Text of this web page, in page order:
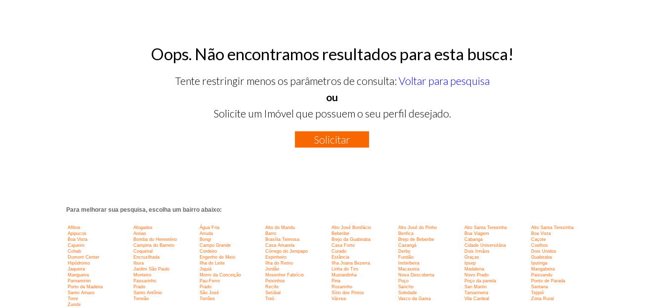
Oops. Não encontramos resultados para esta busca!
Tente restringir menos os parâmetros de consulta: Voltar para pesquisa
ou
Solicite um Imóvel que possuem o seu perfil desejado.
Solicitar
Para melhorar sua pesquisa, escolha um bairro abaixo:
Aflitos Afogados Água Fria Alto do Mandu Alto José Bonifácio Alto José do Pinho Alto Santa Teresinha
Alto Santa Terezinha
Apipucos
Areias Arruda Barro Beberibe Benfica Boa Viagem
Boa Vista
Boa Vista
Bomba do Hemetério Bongi Brasília Teimosa Brejo da Guabiraba Brejo de Beberibe Cabanga
Caçote
Cajueiro
Campina do Barreto Campo Grande Casa Amarela Casa Forte Caxangá Cidade Universitária
Coelhos
Cohab
Coqueiral Cordeiro Córrego do Jenipapo Curado Derby Dois Irmãos
Dois Unidos
Dumont Center
Encruzilhada Engenho do Meio Espinheiro Estância Fundão Graças
Guabiraba
Hipódromo
Ibura Ilha do Leite Ilha do Retiro Ilha Joana Bezerra Imbiribeira Ipsep
Iputinga
Jaqueira
Jardim São Paulo Jiquiá Jordão Linha do Tiro Macaxeira Madalena
Mangabeira
Mangueira
Monteiro Morro da Conceição Mosenhor Fabrício Mustardinha Nova Descoberta Novo Prado
Paissandu
Parnamirim
Passarinho Pau-Ferro Peixinhos Pina Poço Poço da panela
Ponto de Parada
Porto da Madeira
Prado Prado Recife Rosarinho Sancho San Martin
Santana
Santo Amaro
Santo Antônio São José Setúbal Sítio dos Pintos Soledade Tamarineira
Tejipió
Torre
Torreão Torrões Totó Várzea Vasco da Gama Vila Cardeal
Zona Rural
Zumbi